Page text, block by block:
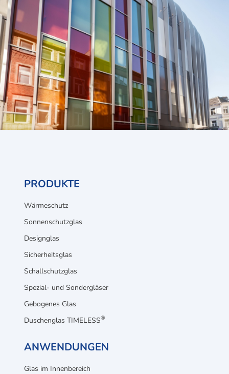
PRODUKTE
Wärmeschutz
Sonnenschutzglas
Designglas
Sicherheitsglas
Schallschutzglas
Spezial- und Sondergläser
Gebogenes Glas
Duschenglas TIMELESS®
ANWENDUNGEN
Glas im Innenbereich